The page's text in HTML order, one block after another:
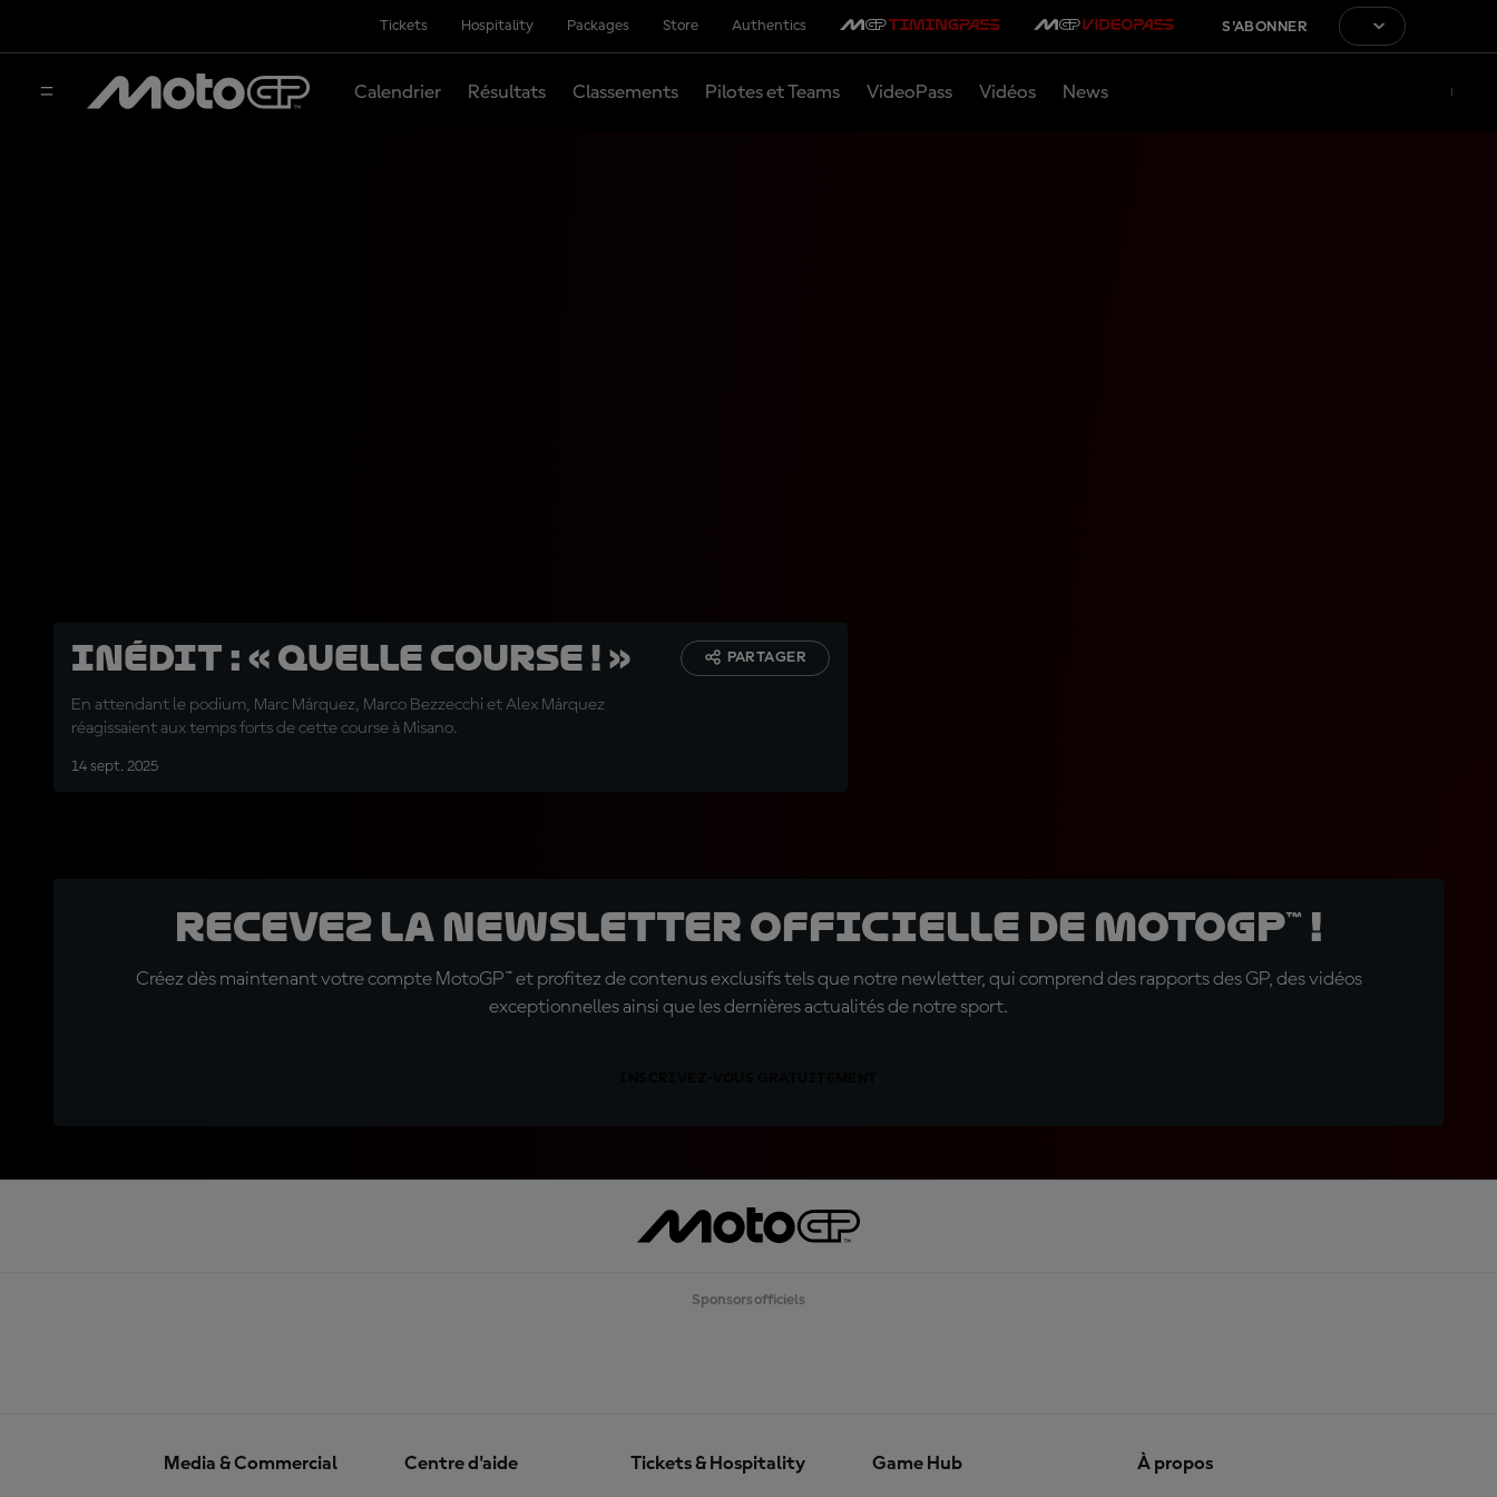
Tickets Hospitality Packages Store Authentics S'ABONNER
Calendrier Résultats Classements Pilotes et Teams VideoPass Vidéos News
INÉDIT : « Quelle course ! »
En attendant le podium, Marc Márquez, Marco Bezzecchi et Alex Márquez
réagissaient aux temps forts de cette course à Misano.
14 sept. 2025
PARTAGER
Recevez la Newsletter officielle de MotoGP™ !
Créez dès maintenant votre compte MotoGP™ et profitez de contenus exclusifs tels que notre newletter, qui comprend des rapports des GP, des vidéos
exceptionnelles ainsi que les dernières actualités de notre sport.
Sponsors officiels
Media & Commercial Centre d'aide Tickets & Hospitality Game Hub À propos